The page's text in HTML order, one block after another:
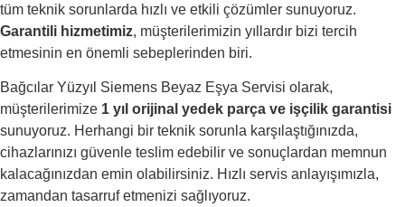
tüm teknik sorunlarda hızlı ve etkili çözümler sunuyoruz.
Garantili hizmetimiz, müşterilerimizin yıllardır bizi tercih
etmesinin en önemli sebeplerinden biri.
Bağcılar Yüzyıl Siemens Beyaz Eşya Servisi olarak,
müşterilerimize 1 yıl orijinal yedek parça ve işçilik garantisi
sunuyoruz. Herhangi bir teknik sorunla karşılaştığınızda,
cihazlarınızı güvenle teslim edebilir ve sonuçlardan memnun
kalacağınızdan emin olabilirsiniz. Hızlı servis anlayışımızla,
zamandan tasarruf etmenizi sağlıyoruz.